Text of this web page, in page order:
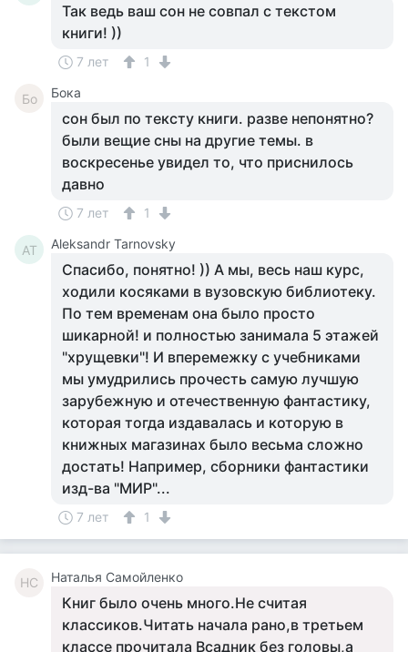
Так ведь ваш сон не совпал с текстом
книги! ))
7 лет 1
Бо Бока
сон был по тексту книги. разве непонятно?
были вещие сны на другие темы. в
воскресенье увидел то, что приснилось
давно
7 лет 1
AT Aleksandr Tarnovsky
Спасибо, понятно! )) А мы, весь наш курс,
ходили косяками в вузовскую библиотеку.
По тем временам она было просто
шикарной! и полностью занимала 5 этажей
"хрущевки"! И вперемежку с учебниками
мы умудрились прочесть самую лучшую
зарубежную и отечественную фантастику,
которая тогда издавалась и которую в
книжных магазинах было весьма сложно
достать! Например, сборники фантастики
изд-ва "МИР"...
7 лет 1
НС Наталья Самойленко
Книг было очень много.Не считая
классиков.Читать начала рано,в третьем
классе прочитала Всадник без головы,а